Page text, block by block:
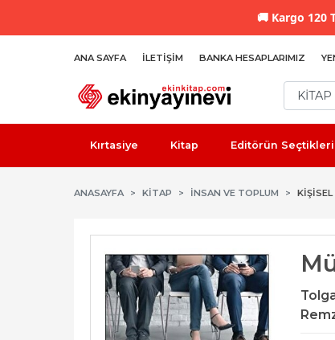
🚚 Kargo 120
ANA SAYFA İLETIŞIM BANKA HESAPLARIMIZ
Kırtasiye Kitap Editörün Seçtikleri
ANASAYFA KİTAP İNSAN VE TOPLUM KIŞISEL